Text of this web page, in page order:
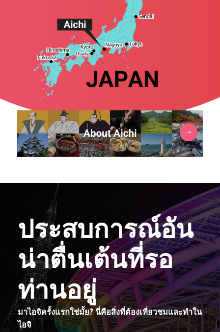
ประสบการณ์อัน
น่าตื่นเต้นที่รอ
ท่านอยู่
มาไอจิครั้งแรกใช่มั้ย? นี่คือสิ่งที่ต้องเที่ยวชมและทำใน
ไอจิ